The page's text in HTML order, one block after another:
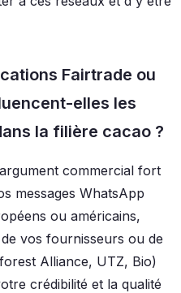
Fairtrade ou
elles les
la filière cacao ?
commercial fort
messages WhatsApp
ou américains,
vos fournisseurs ou de
Alliance, UTZ, Bio)
crédibilité et la qualité